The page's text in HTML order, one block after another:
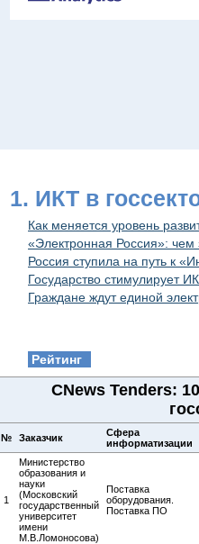
1. ИКТ в
Как меняется уровень
«Электронная Россия»: чем
Россия ступила на путь к
Государство стимулирует
Граждане ждут единой
Рейтинг
CNews Tenders:
№ Заказчик
Сфера
информатизации
1
Министерство
образования и
науки
(Московский
государственный
университет
имени
М.В.Ломоносова)
Поставка
оборудования.
Поставка ПО